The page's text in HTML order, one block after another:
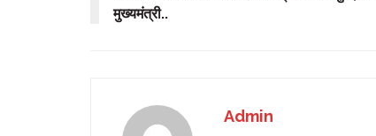
मुख्यमंत्री..
Admin